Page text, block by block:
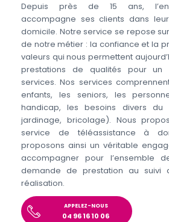
Depuis près de 15 ans,
accompagne ses clients dans
domicile. Notre service se repose
de notre métier : la confiance et la
valeurs qui nous permettent
prestations de qualités pour
services. Nos services
enfants, les seniors, les
handicap, les besoins divers du
jardinage, bricolage). Nous
service de téléassistance à
proposons ainsi un véritable
accompagner pour l’ensemble
demande de prestation au suivi
réalisation.
APPELEZ-NOUS
04 96 16 10 06